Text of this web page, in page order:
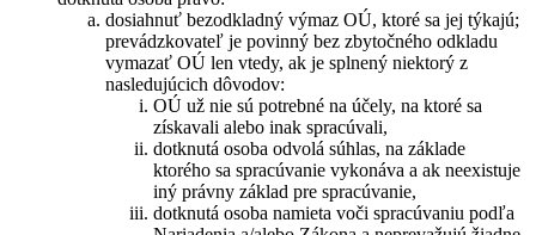
dosiahnuť bezodkladný výmaz OÚ, ktoré sa jej týkajú;
prevádzkovateľ je povinný bez zbytočného odkladu
vymazať OÚ len vtedy, ak je splnený niektorý z
nasledujúcich dôvodov:
OÚ už nie sú potrebné na účely, na ktoré sa
získavali alebo inak spracúvali,
dotknutá osoba odvolá súhlas, na základe
ktorého sa spracúvanie vykonáva a ak neexistuje
iný právny základ pre spracúvanie,
dotknutá osoba namieta voči spracúvaniu podľa